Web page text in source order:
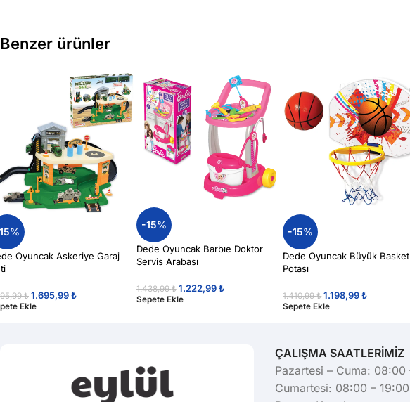
Benzer ürünler
Oyuncak Askeriye Garaj
₺ 1.695,99₺
Ekle
-15%
Dede Oyuncak Barbıe Doktor
Servis Arabası
1.438,99₺ 1.222,99₺
Sepete Ekle
-15%
Dede Oyuncak Büyük
Potası
1.410,99₺ 1.198,99₺
Sepete Ekle
ÇALIŞMA SAATLERİMİZ
Pazartesi – Cuma: 08:00
Cumartesi: 08:00 – 19:00